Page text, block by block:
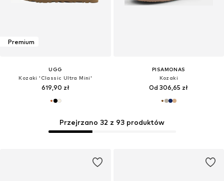
Premium
UGG
Kozaki 'Classic Ultra Mini'
619,90 zł
PISAMONAS
Kozaki
Od 306,65 zł
Przejrzano 32 z 93 produktów